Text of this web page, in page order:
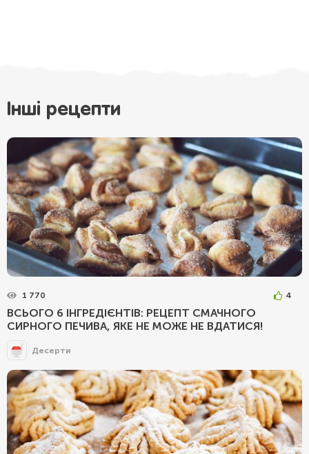
Інші рецепти
1 770 4
ВСЬОГО 6 ІНГРЕДІЄНТІВ: РЕЦЕПТ СМАЧНОГО
СИРНОГО ПЕЧИВА, ЯКЕ НЕ МОЖЕ НЕ ВДАТИСЯ!
Десерти